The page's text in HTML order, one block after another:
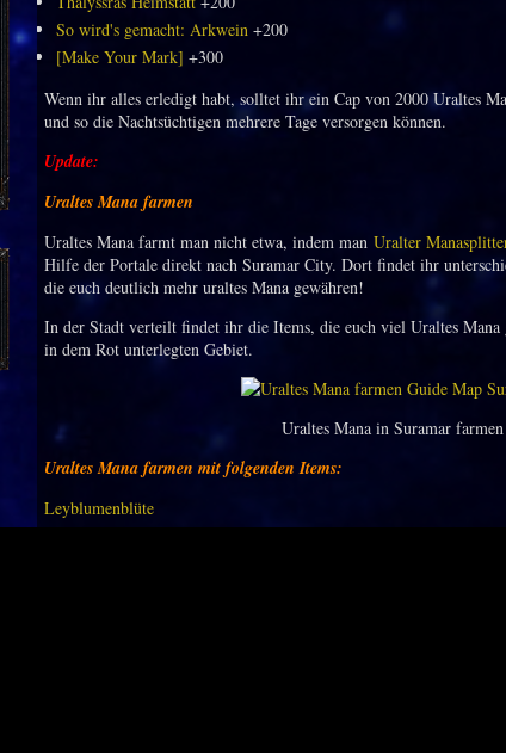
So wird's gemacht: Arkwein +200
[Make Your Mark] +300
Wenn ihr alles erledigt habt, solltet ihr ein Cap von 2000 Uraltes
und so die Nachtsüchtigen mehrere Tage versorgen können.
Update:
Uraltes Mana farmen
Uraltes Mana farmt man nicht etwa, indem man Uralter
Hilfe der Portale direkt nach Suramar City. Dort findet ihr
die euch deutlich mehr uraltes Mana gewähren!
In der Stadt verteilt findet ihr die Items, die euch viel Uraltes Mana
in dem Rot unterlegten Gebiet.
Uraltes Mana in Suramar farmen
Uraltes Mana farmen mit folgenden Items:
Leyblumenblüte